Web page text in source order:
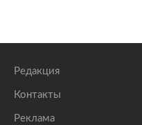
Редакция
Контакты
Реклама